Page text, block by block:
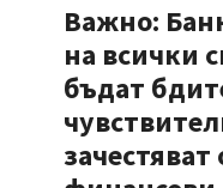
Важно:
на всички
бъдат